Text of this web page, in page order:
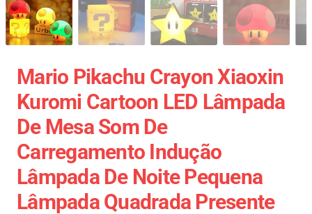
Mario Pikachu Crayon Xiaoxin
Kuromi Cartoon LED Lâmpada
De Mesa Som De
Carregamento Indução
Lâmpada De Noite Pequena
Lâmpada Quadrada Presente